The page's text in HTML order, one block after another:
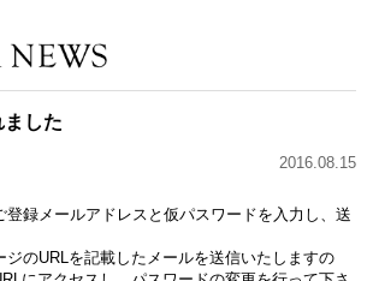
した
2016.08.15
登録メールアドレスと仮パスワードを入力し、送
ジのURLを記載したメールを送信いたしますの